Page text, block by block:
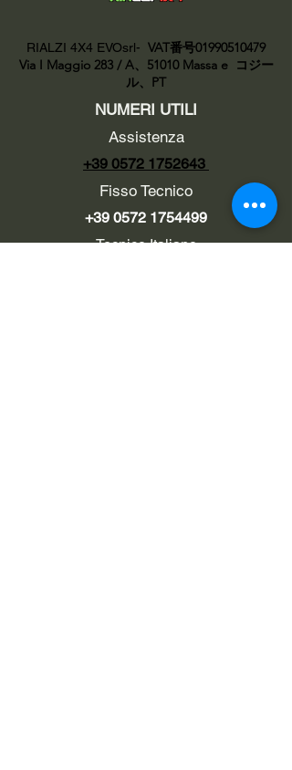
RIALZI 4X4 EVOsrl- VAT番号01990510479
Via I Maggio 283 / A、51010 Massa e コジー
ル、PT
NUMERI UTILI
Assistenza
+39 0572 1752643
Fisso Tecnico
+39 0572 1754499
Tecnico Italiano